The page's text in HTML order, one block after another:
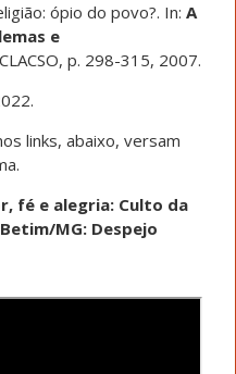
ópio do povo?. In: A
e
p. 298-315, 2007.
links, abaixo, versam
fé e alegria: Culto da
MG: Despejo